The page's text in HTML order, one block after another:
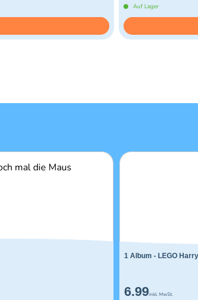
Auf Lager
1 Album - LEGO
6.99inkl. MwSt.